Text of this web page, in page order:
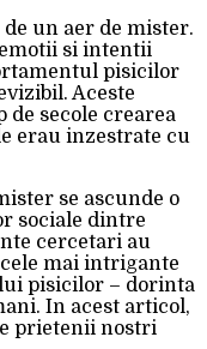
un aer de mister.
si intentii
pisicilor
Aceste
secole crearea
erau inzestrate cu
se ascunde o
sociale dintre
cercetari au
mai intrigante
pisicilor – dorinta
In acest articol,
prietenii nostri